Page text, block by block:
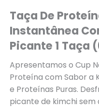
Taça De
Instantânea
Picante 1 Taça
Apresentamos o Cup
Proteína com Sabor a
e Proteínas Puras.
picante de kimchi